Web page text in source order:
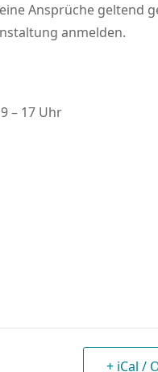
Ansprüche geltend
anmelden.
– 17 Uhr
+ iCal /